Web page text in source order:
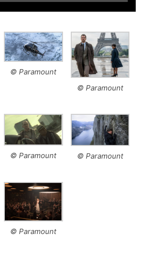
© Paramount
© Paramount
© Paramount © Paramount
© Paramount